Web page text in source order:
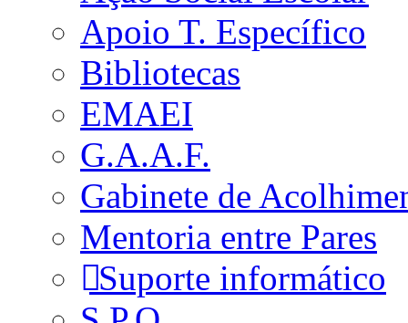
Apoio T. Específico
Bibliotecas
EMAEI
G.A.A.F.
Gabinete de
Mentoria entre Pares
Suporte informático